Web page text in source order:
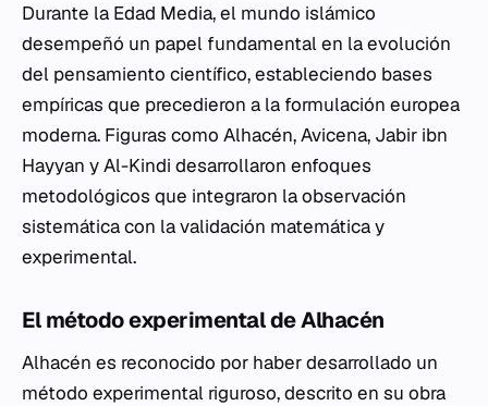
Durante la Edad Media, el mundo islámico
desempeñó un papel fundamental en la evolución
del pensamiento científico, estableciendo bases
empíricas que precedieron a la formulación europea
moderna. Figuras como Alhacén, Avicena, Jabir ibn
Hayyan y Al-Kindi desarrollaron enfoques
metodológicos que integraron la observación
sistemática con la validación matemática y
experimental.
El método experimental de Alhacén
Alhacén es reconocido por haber desarrollado un
método experimental riguroso, descrito en su obra